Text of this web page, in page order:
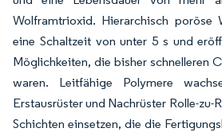
Wolframtrioxid. Hierarchisch poröse
eine Schaltzeit von unter 5 s und
Möglichkeiten, die bisher schnelleren
waren. Leitfähige Polymere
Erstausrüster und Nachrüster Rolle-zu-
Schichten einsetzen, die die